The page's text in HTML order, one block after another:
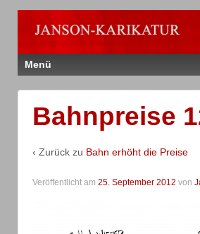
Menü
Bahnpreise
‹ Zurück zu Bahn erhöht die Preise
Veröffentlicht am 25. September 2012 von